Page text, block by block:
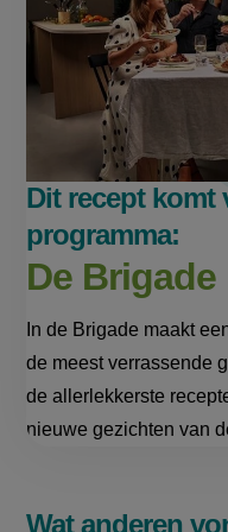
nieuw
Dit recept komt
programma:
De Brigade
In de Brigade maakt
de meest verrassende
de allerlekkerste
nieuwe gezichten van
Wat anderen